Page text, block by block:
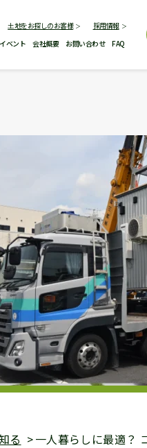
土地をお探しのお客様
採用情報
イベント 会社概要 お問い合わせ FAQ
る 一人暮らしに最適？